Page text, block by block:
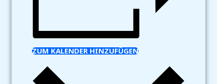
ZUM KALENDER HINZUFÜGEN